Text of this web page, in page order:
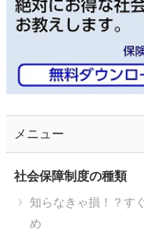
メニュー
社会保障制度の種類
知らなきゃ損！？す
め